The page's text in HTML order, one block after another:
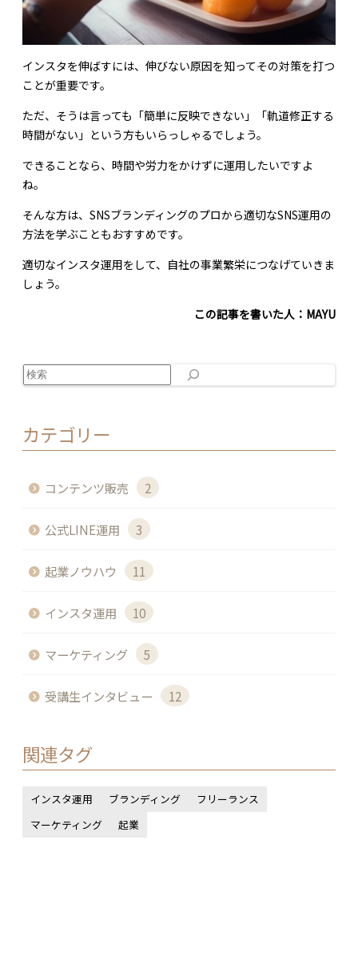
インスタを伸ばすには、伸びない原因を知ってその対策を打つ
ことが重要です。
ただ、そうは言っても「簡単に反映できない」「軌道修正する
時間がない」という方もいらっしゃるでしょう。
できることなら、時間や労力をかけずに運用したいですよ
ね。
そんな方は、SNSブランディングのプロから適切なSNS運用の
方法を学ぶこともおすすめです。
適切なインスタ運用をして、自社の事業繁栄につなげていきま
しょう。
この記事を書いた人：MAYU
検索
カテゴリー
コンテンツ販売 2
公式LINE運用 3
起業ノウハウ 11
インスタ運用 10
マーケティング 5
受講生インタビュー 12
関連タグ
インスタ運用 ブランディング
フリーランス
マーケティング
起業